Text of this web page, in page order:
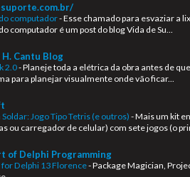
computador-Esse chamado para esvaziar a
computador é um post do blog Vida de Su...
H. Cantu Blog
2.0-Planeje toda a elétrica da obra antes de
para planejar visualmente onde vão ficar...
Jogo Tipo Tetris (e outros) -Mais um kit
ou carregador de celular) com sete jogos (o
of Delphi Programming
for Delphi 13 Florence-Package Magician,